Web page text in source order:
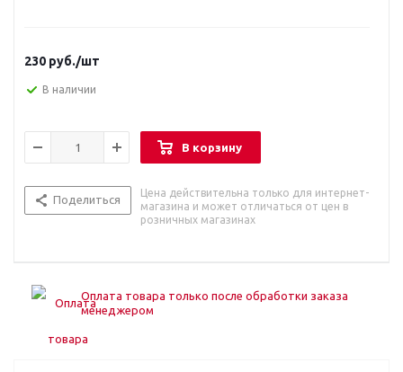
230 руб./шт
В наличии
В корзину
Поделиться
Цена действительна только для интернет-
магазина и может отличаться от цен в
розничных магазинах
Оплата товара только после обработки заказа
менеджером